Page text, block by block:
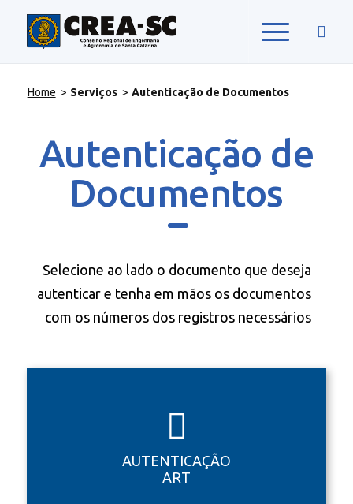
Home > Serviços > Autenticação de Documentos
Autenticação de
Documentos
Selecione ao lado o documento que deseja
autenticar e tenha em mãos os documentos
com os números dos registros necessários
AUTENTICAÇÃO
ART